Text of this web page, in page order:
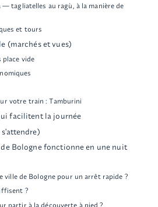
tagliatelles au ragù, à la manière de
et tours
(marchés et vues)
vide
votre train : Tamburini
facilitent la journée
Bologne fonctionne en une nuit
ville de Bologne pour un arrêt rapide ?
?
partir à la découverte à pied ?